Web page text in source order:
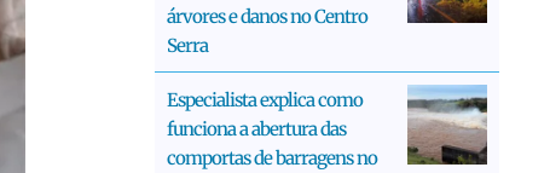
árvores e danos no Centro
Serra
Especialista explica como
funciona a abertura das
comportas de barragens no